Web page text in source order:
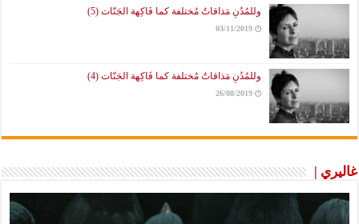
وللمُدُنِ مَذاقاتٌ مُختلفة كما فَاكِهة الجَنّات (5)
03/11/2019
وللمُدُنِ مَذاقاتٌ مُختلفة كما فَاكِهة الجَنّات (4)
26/08/2019
غاليري |